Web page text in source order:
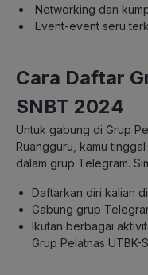
Networking dan
Event-event seru
Cara Daftar
SNBT 2024
Untuk gabung di Grup
Ruangguru, kamu
dalam grup Telegram.
Daftarkan diri kalian di
Gabung grup
Ikutan berbagai
Grup Pelatnas UTBK-